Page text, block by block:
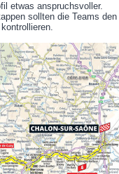
etwas anspruchsvoller.
sollten die Teams den